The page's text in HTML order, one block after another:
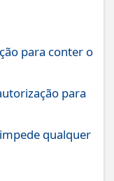
para conter o
para
qualquer